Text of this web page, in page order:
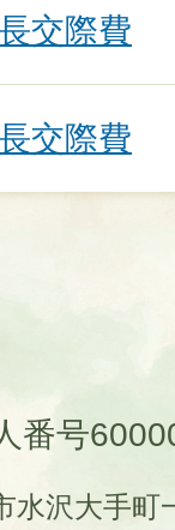
交際費
交際費
番号
沢大手町